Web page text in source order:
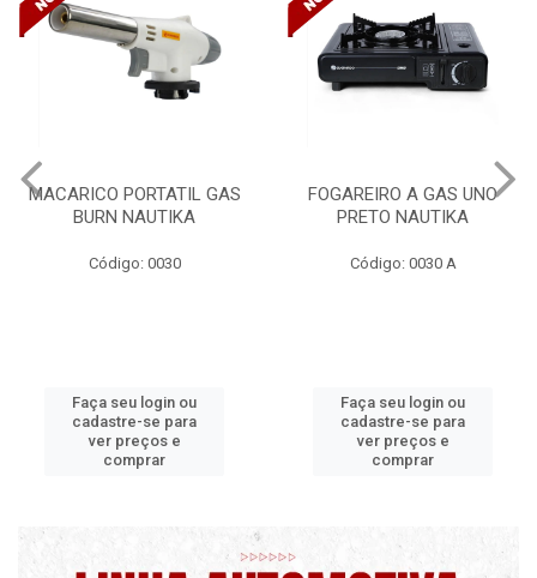
FOGAREIRO A GAS UNO
PRETO NAUTIKA
Código: 0030 A
Faça seu login ou
cadastre-se para
ver preços e
comprar
CANALETA 20X10X2M
C/DIVISORIA C/DUPLA
Código: 4990
Faça seu login ou
cadastre-se para
ver preços e
comprar